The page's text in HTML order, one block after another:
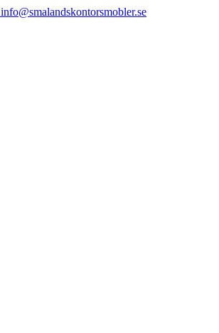
info@smalandskontorsmobler.se